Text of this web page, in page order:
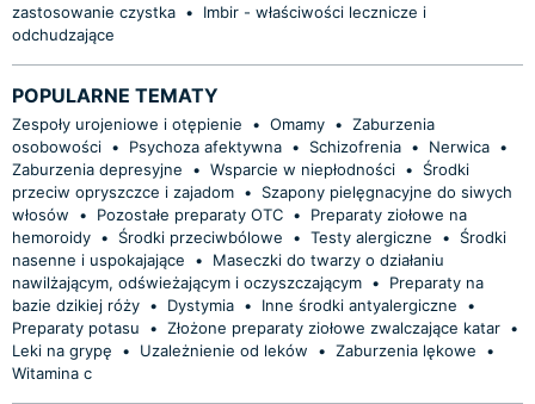
zastosowanie czystka •
Imbir - właściwości lecznicze i
odchudzające
POPULARNE TEMATY
Zespoły urojeniowe i otępienie • Omamy • Zaburzenia
osobowości • Psychoza afektywna • Schizofrenia • Nerwica •
Zaburzenia depresyjne
• Wsparcie w niepłodności •
Środki
przeciw opryszczce i zajadom •
Szapony pielęgnacyjne do siwych
włosów
• Pozostałe preparaty OTC •
Preparaty ziołowe na
hemoroidy • Środki przeciwbólowe • Testy alergiczne •
Środki
nasenne i uspokajające
•
Maseczki do twarzy o działaniu
nawilżającym, odświeżającym i oczyszczającym •
Preparaty na
bazie dzikiej róży • Dystymia • Inne środki antyalergiczne
•
Preparaty potasu
• Złożone preparaty ziołowe zwalczające katar •
Leki na grypę
• Uzależnienie od leków • Zaburzenia lękowe
•
Witamina c